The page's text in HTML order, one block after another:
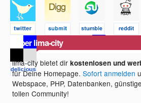
Über lima-city
lima-city bietet dirkostenlosen und
für Deine Homepage.Sofort anmelden
Webspace, PHP, Datenbanken,
tollen Community!